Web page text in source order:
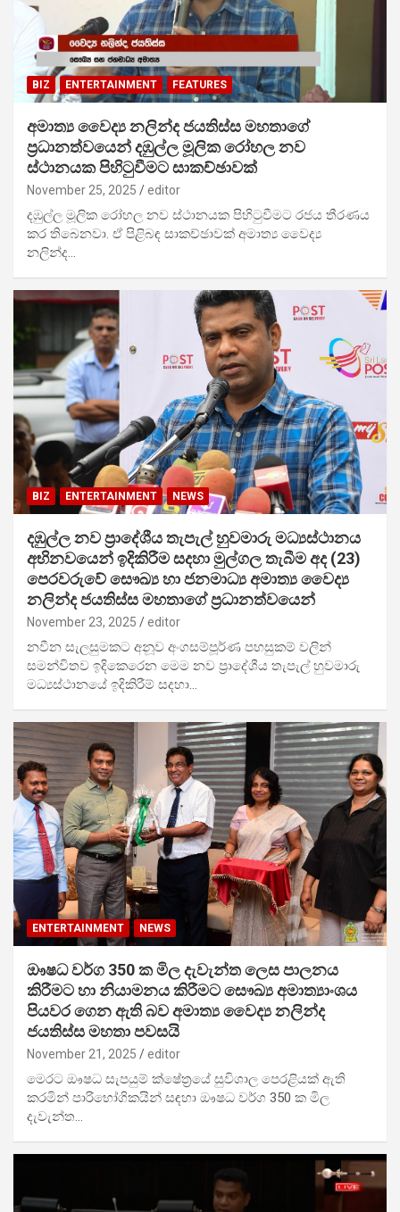
BIZ ENTERTAINMENT FEATURES
අමාත්‍ය වෛද්‍ය නලින්ද ජයතිස්ස මහතාගේ
ප්‍රධානත්වයෙන් දඹුල්ල මූලික රෝහල නව
ස්ථානයක පිහිටුවීමට සාකච්ඡාවක්
November 25, 2025 editor
දඹුල්ල මූලික රෝහල නව ස්ථානයක පිහිටුවීමට රජය තීරණය
කර ති‍බෙනවා. ඒ පිළිබඳ සාකච්ඡාවක් අමාත්‍ය වෛද්‍ය
නලින්ද…
BIZ ENTERTAINMENT NEWS
දඹුල්ල නව ප්‍රාදේශීය තැපැල් හුවමාරු මධ්‍යස්ථානය
අභිනවයෙන් ඉදිකිරීම සදහා මුල්ගල තැබීම අද (23)
පෙරවරුවේ සෞඛ්‍ය හා ජනමාධ්‍ය අමාත්‍ය වෛද්‍ය
නලින්ද ජයතිස්ස මහතාගේ ප්‍රධානත්වයෙන්
November 23, 2025 editor
නවීන සැලසුමකට අනූව අංගසම්පූර්ණ පහසුකම් වලින්
සමන්විතව ඉදිකෙරෙන මෙම නව ප්‍රාදේශීය තැපැල් හුවමාරු
මධ්‍යස්ථානයේ ඉදිකිරීම් සදහා…
ENTERTAINMENT NEWS
ඖෂධ වර්ග 350 ක මිල දැවැන්ත ලෙස පාලනය
කිරීමට හා නියාමනය කිරීමට සෞඛ්‍ය අමාත්‍යාංශය
පියවර ගෙන ඇති බව අමාත්‍ය වෛද්‍ය නලින්ද
ජයතිස්ස මහතා පවසයි
November 21, 2025 editor
මෙරට ඖෂධ සැපයුම් ක්‌ෂේත්‍රයේ සුවිශාල පෙරළියක් ඇති
කරමින් පාරිභෝගිකයින් සඳහා ඖෂධ වර්ග 350 ක මිල
දැවැන්ත…